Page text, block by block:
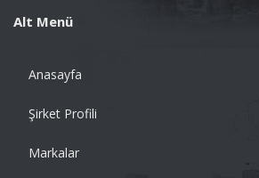
Alt Menü
Anasayfa
Şirket Profili
Markalar